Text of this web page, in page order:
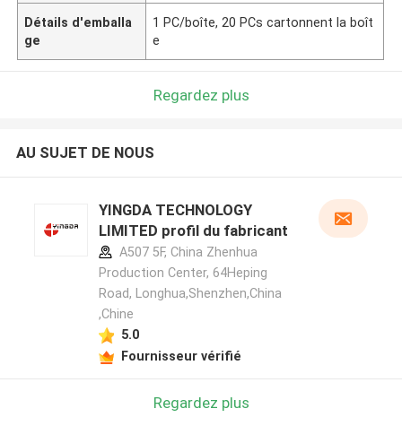
Détails d'emballa
ge
1 PC/boîte, 20 PCs cartonnent la boît
e
Regardez plus
AU SUJET DE NOUS
YINGDA TECHNOLOGY
LIMITED profil du fabricant
A507 5F, China Zhenhua
Production Center, 64Heping
Road, Longhua,Shenzhen,China
,Chine
5.0
Fournisseur vérifié
Regardez plus